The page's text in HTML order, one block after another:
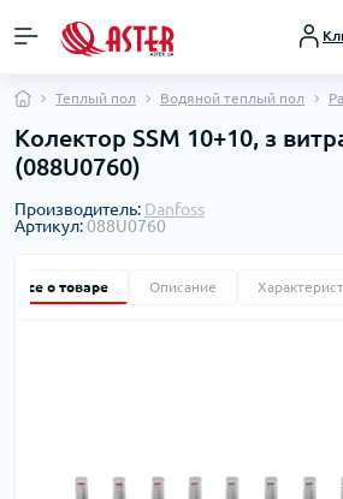
Теплый пол Водяной теплый пол
Колектор SSM 10+10, з
(088U0760)
Производитель: Danfoss
Артикул:088U0760
Все о товаре Описание